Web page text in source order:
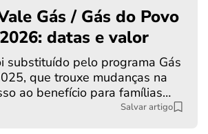
Gás / Gás do Povo
datas e valor
substituído pelo programa Gás
que trouxe mudanças na
ao benefício para famílias…
Salvar artigo